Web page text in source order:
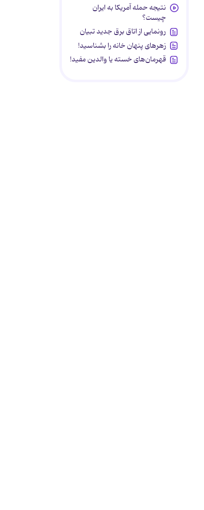
نتیجه حمله آمریکا به ایران
چیست؟
رونمایی از اتاق برق جدید تبیان
زهرهای پنهان خانه را بشناسید!
قهرمان‌های خسته یا والدین مفید!